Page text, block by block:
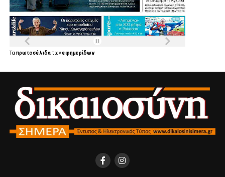
Ταπρωτοσέλιδατωνεφημερίδων